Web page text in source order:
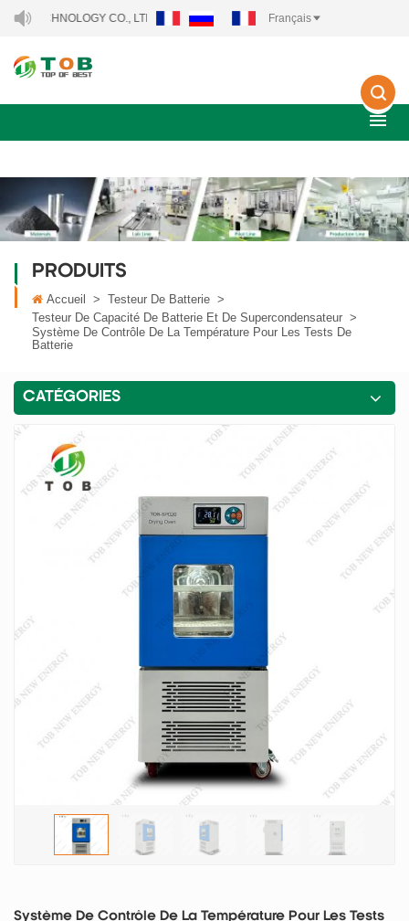
CO., LTD.. Français
PRODUITS
Accueil > Testeur De Batterie >
Testeur De Capacité De Batterie Et De Supercondensateur >
Système De Contrôle De La Température Pour Les Tests De
Batterie
CATÉGORIES
Système De Contrôle De La Température Pour Les Tests